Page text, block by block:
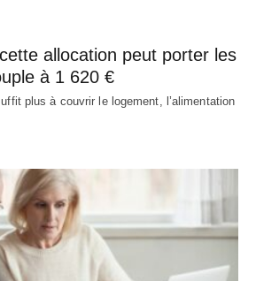
allocation peut porter les
à 1 620 €
plus à couvrir le logement, l’alimentation